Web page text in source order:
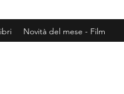
Novità del mese - Film